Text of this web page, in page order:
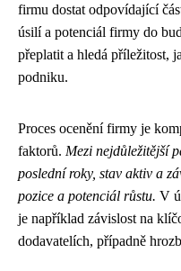
firmu dostat odpovídající
úsilí a potenciál firmy do
přeplatit a hledá příležitost,
podniku.
Proces ocenění firmy je
faktorů. Mezi nejdůležitější
poslední roky, stav aktiv a
pozice a potenciál růstu. V
je například závislost na
dodavatelích, případně